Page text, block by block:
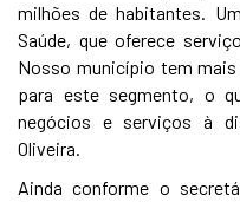
milhões de habitantes.
Saúde, que oferece
Nosso município tem
para este segmento, o
negócios e serviços à
Oliveira.
Ainda conforme o